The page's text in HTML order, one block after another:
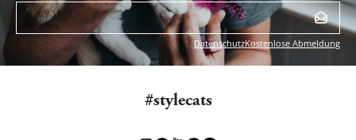
DatenschutzKostenlose Abmeldung
#stylecats